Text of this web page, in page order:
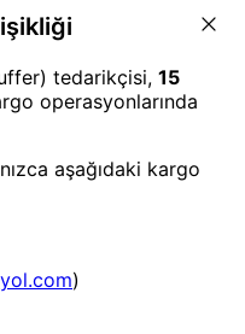
C2026Mfp Tk590 Black Toner
Tozu 500 Gr